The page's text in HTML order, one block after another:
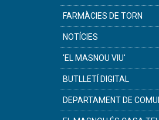
FARMÀCIES DE TORN
NOTÍCIES
'EL MASNOU VIU'
BUTLLETÍ DIGITAL
DEPARTAMENT DE